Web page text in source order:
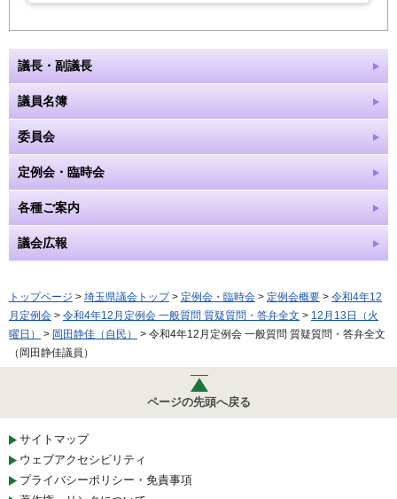
議長・副議長
議員名簿
委員会
定例会・臨時会
各種ご案内
議会広報
トップページ > 埼玉県議会トップ> 定例会・臨時会 > 定例会概要 > 令和4年12
月定例会 > 令和4年12月定例会 一般質問 質疑質問・答弁全文 > 12月13日（火
曜日）
> 岡田静佳（自民）
> 令和4年12月定例会 一般質問 質疑質問・答弁全文
（岡田静佳議員）
ページの先頭へ戻る
サイトマップ
ウェブアクセシビリティ
プライバシーポリシー・免責事項